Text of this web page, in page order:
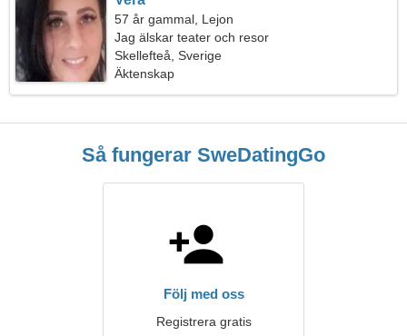
57 år gammal, Lejon
Jag älskar teater och resor
Skellefteå, Sverige
Äktenskap
Så fungerar SweDatingGo
Följ med oss
Registrera gratis